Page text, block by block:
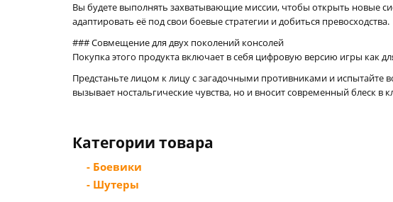
Вы будете выполнять захватывающие миссии, чтобы открыть новые
адаптировать её под свои боевые стратегии и добиться превосходства.
### Совмещение для двух поколений консолей
Покупка этого продукта включает в себя цифровую версию игры как
Предстаньте лицом к лицу с загадочными противниками и
вызывает ностальгические чувства, но и вносит современный блеск в
Категории товара
- Боевики
- Шутеры